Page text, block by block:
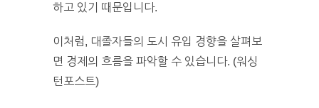
하고 있기 때문입니다.
이처럼, 대졸자들의 도시 유입 경향을 살펴보
면 경제의 흐름을 파악할 수 있습니다. (워싱
턴포스트)